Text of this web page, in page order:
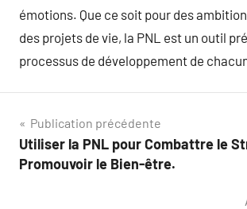
émotions. Que ce soit pour des
des projets de vie, la PNL est un outil
processus de développement de
Navigation
de
Publication précédente
Utiliser la PNL pour Combattre le
Promouvoir le Bien-être.